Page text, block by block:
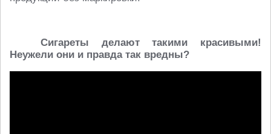
Сигареты делают такими красивыми!
Неужели они и правда так вредны?